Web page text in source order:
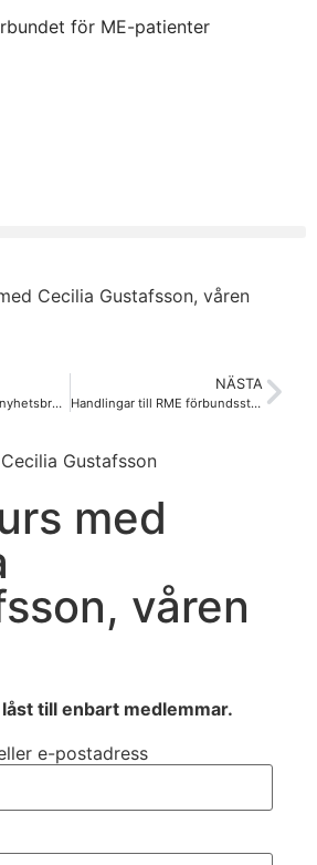
Cecilia Gustafsson, våren
Förbundsstyrelsens nyhetsbrev mars 2023
NÄSTA
Handlingar till RME förbundsstämma 2023
med
våren
till enbart medlemmar.
e-postadress